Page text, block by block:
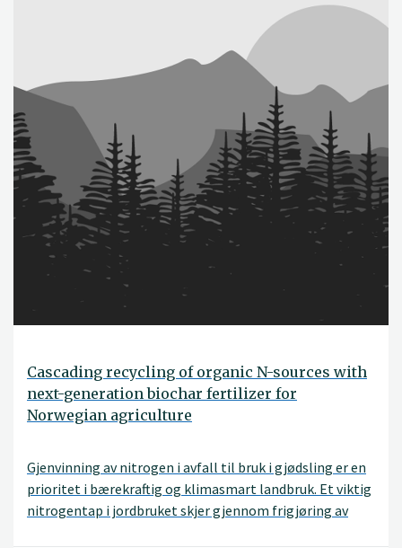
Cascading recycling of organic N-sources with
next-generation biochar fertilizer for
Norwegian agriculture
Gjenvinning av nitrogen i avfall til bruk i gjødsling er en
prioritet i bærekraftig og klimasmart landbruk. Et viktig
nitrogentap i jordbruket skjer gjennom frigjøring av